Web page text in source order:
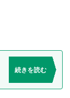
続きを読む